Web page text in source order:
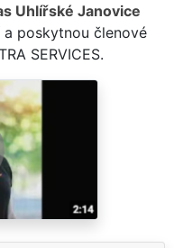
Uhlířské Janovice
poskytnou členové
SERVICES.